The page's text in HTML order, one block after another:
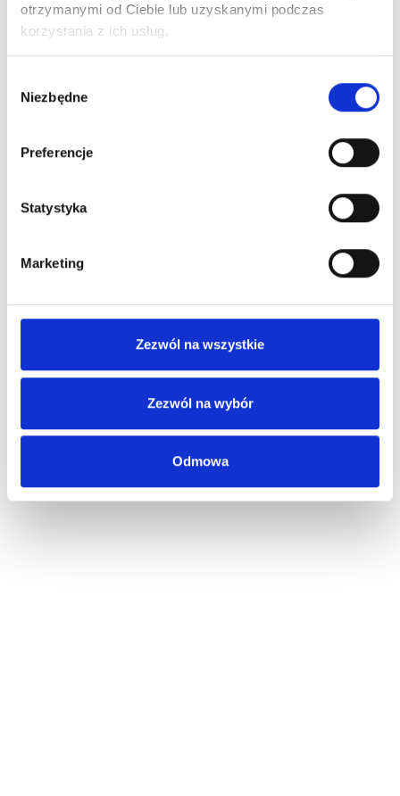
otrzymanymi od Ciebie lub uzyskanymi podczas
korzystania z ich usług.
zgody
Niezbędne
Preferencje
Statystyka
Marketing
Zezwól na wszystkie
Zezwól na wybór
Odmowa